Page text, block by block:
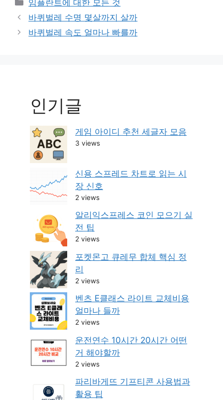
임플란트에 대한 모든 것
Post
navigation
바퀴벌레 수명 몇살까지 살까
바퀴벌레 속도 얼마나 빠를까
인기글
게임 아이디 추천 세글자 모음
3 views
신용 스프레드 차트로 읽는 시
장 신호
2 views
알리익스프레스 코인 모으기 실
전 팁
2 views
포켓몬고 큐레무 합체 핵심 정
리
2 views
벤츠 E클래스 라이트 교체비용
얼마나 들까
2 views
운전연수 10시간 20시간 어떤
거 해야할까
2 views
파리바게뜨 기프티콘 사용법과
활용 팁